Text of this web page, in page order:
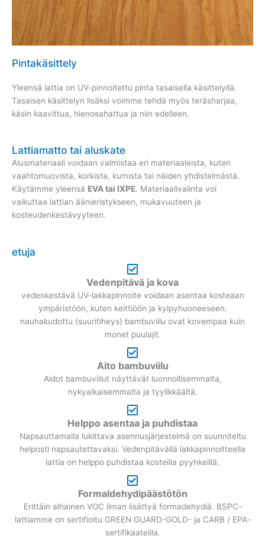
Pintakäsittely
Yleensä lattia on UV-pinnoitettu pinta tasaisella käsittelyllä.
Tasaisen käsittelyn lisäksi voimme tehdä myös teräsharjaa,
käsin kaavittua, hienosahattua ja niin edelleen.
Lattiamatto tai aluskate
Alusmateriaali voidaan valmistaa eri materiaaleista, kuten
vaahtomuovista, korkista, kumista tai näiden yhdistelmästä.
Käytämme yleensä EVA tai IXPE. Materiaalivalinta voi
vaikuttaa lattian äänieristykseen, mukavuuteen ja
kosteudenkestävyyteen.
etuja
Vedenpitävä ja kova
vedenkestävä UV-lakkapinnoite voidaan asentaa kosteaan
ympäristöön, kuten keittiöön ja kylpyhuoneeseen.
nauhakudottu (suuritiheys) bambuviilu ovat kovempaa kuin
monet puulajit.
Aito bambuviilu
Aidot bambuviilut näyttävät luonnollisemmalta,
nykyaikaisemmalta ja tyylikkäältä.
Helppo asentaa ja puhdistaa
Napsauttamalla lukittava asennusjärjestelmä on suunniteltu
helposti napsautettavaksi. Vedenpitävällä lakkapinnoitteella
lattia on helppo puhdistaa kosteilla pyyhkeillä.
Formaldehydipäästötön
Erittäin alhainen VOC ilman lisättyä formadehydiä. BSPC-
lattiamme on sertifioitu GREEN GUARD-GOLD- ja CARB / EPA-
sertifikaateilla.